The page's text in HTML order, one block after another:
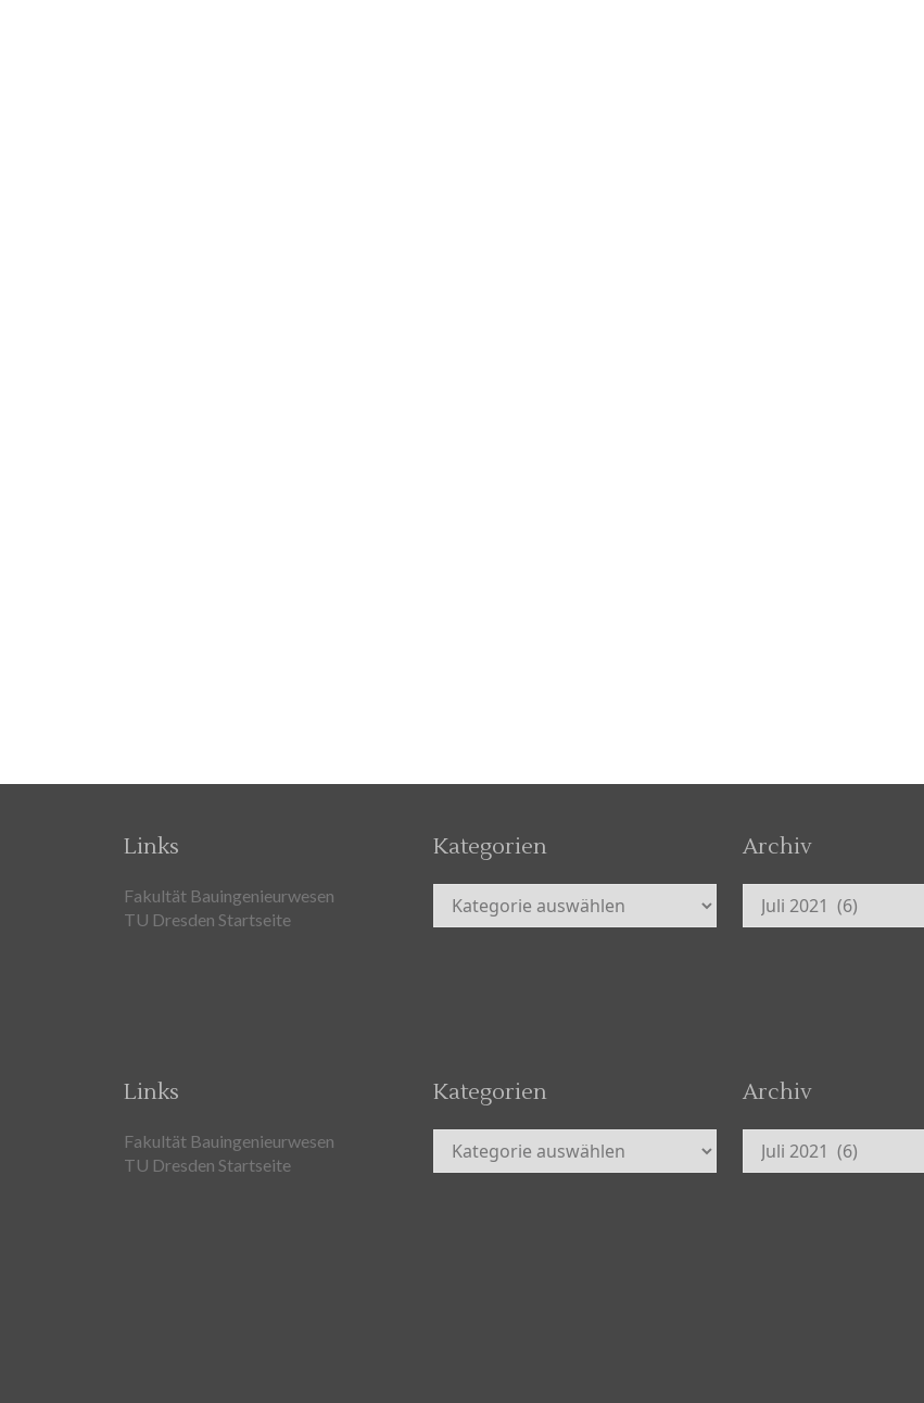
Links
Fakultät Bauingenieurwesen
TU Dresden Startseite
Kategorien
Kategorien
Archiv
Archiv
Links
Fakultät Bauingenieurwesen
TU Dresden Startseite
Kategorien
Kategorien
Archiv
Archiv